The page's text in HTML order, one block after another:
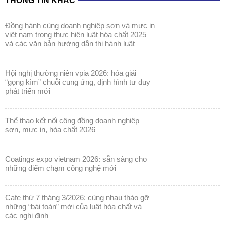
đồng hành cùng doanh nghiệp sơn và mực in
việt nam trong thực hiện luật hóa chất 2025
và các văn bản hướng dẫn thi hành luật
hội nghị thường niên vpia 2026: hóa giải
“gọng kìm” chuỗi cung ứng, định hình tư duy
phát triển mới
thể thao kết nối cộng đồng doanh nghiệp
sơn, mực in, hóa chất 2026
coatings expo vietnam 2026: sẵn sàng cho
những điểm chạm công nghệ mới
cafe thứ 7 tháng 3/2026: cùng nhau tháo gỡ
những “bài toán” mới của luật hóa chất và
các nghị định